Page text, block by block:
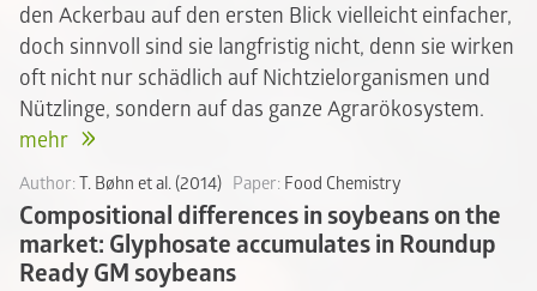
den Ackerbau auf den ersten Blick vielleicht einfacher,
doch sinnvoll sind sie langfristig nicht, denn sie wirken
oft nicht nur schädlich auf Nichtzielorganismen und
Nützlinge, sondern auf das ganze Agrarökosystem.
mehr
Author:T. Bøhn et al. (2014) Paper: Food Chemistry
Compositional differences in soybeans on the
market: Glyphosate accumulates in Roundup
Ready GM soybeans